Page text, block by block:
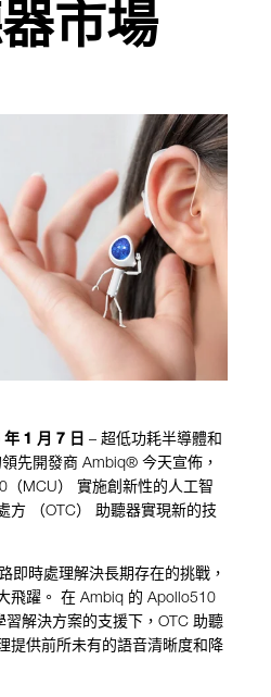
市場
年 1 月 7 日 – 超低功耗半導體和
先開發商 Ambiq® 今天宣佈，
（MCU） 實施創新性的人工智
方 （OTC） 助聽器實現新的技
即時處理解決長期存在的挑戰，
飛躍。
在 Ambiq 的 Apollo510
習解決方案的支援下， OTC 助聽
提供前所未有的語音清晰度和降